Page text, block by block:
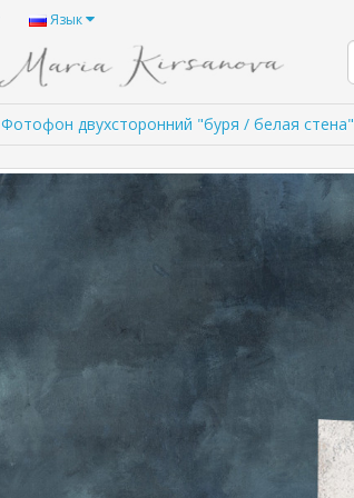
Язык
Фотофон двухсторонний "буря / белая стена"